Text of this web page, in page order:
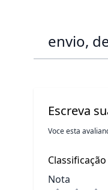
envio,
Escreva
Voce esta
Nota